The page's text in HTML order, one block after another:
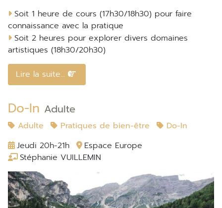
Soit 1 heure de cours (17h30/18h30) pour faire
connaissance avec la pratique
Soit 2 heures pour explorer divers domaines
artistiques (18h30/20h30)
Lire la suite...
Do-In Adulte
Adulte Pratiques de bien-être
Do-In
Jeudi 20h-21h
Espace Europe
Stéphanie VUILLEMIN